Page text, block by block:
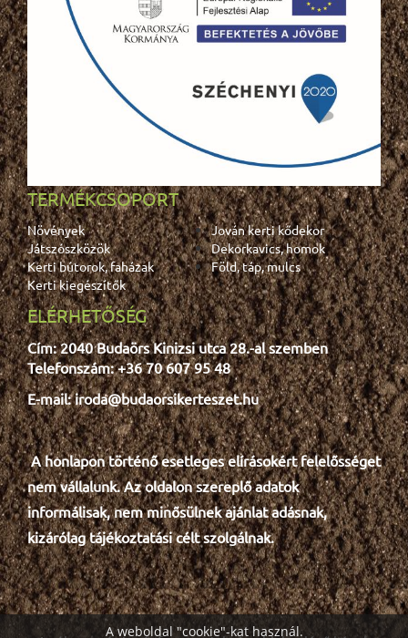
A weboldal "cookie"-kat használ.
TERMÉKCSOPORT
Növények
Jován kerti kődekor
Játszószközök
Dekorkavics, homok
Kerti bútorok, faházak
Föld, táp, mulcs
Kerti kiegészítők
ELÉRHETŐSÉG
Cím: 2040 Budaörs Kinizsi utca 28.-al szemben
Telefonszám: +36 70 607 95 48
E-mail: iroda@budaorsikerteszet.hu
A honlapon történő esetleges elírásokért felelősséget
nem vállalunk. Az oldalon szereplő adatok
informálisak, nem minősülnek ajánlat adásnak,
kizárólag tájékoztatási célt szolgálnak.